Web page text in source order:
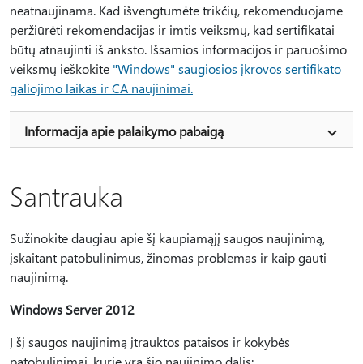
neatnaujinama. Kad išvengtumėte trikčių, rekomenduojame
peržiūrėti rekomendacijas ir imtis veiksmų, kad sertifikatai
būtų atnaujinti iš anksto. Išsamios informacijos ir paruošimo
veiksmų ieškokite "Windows" saugiosios įkrovos sertifikato
galiojimo laikas ir CA naujinimai.
Informacija apie palaikymo pabaigą
Santrauka
Sužinokite daugiau apie šį kaupiamąjį saugos naujinimą,
įskaitant patobulinimus, žinomas problemas ir kaip gauti
naujinimą.
Windows Server 2012
Į šį saugos naujinimą įtrauktos pataisos ir kokybės